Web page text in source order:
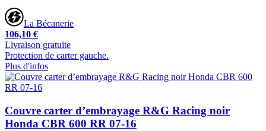
La Bécanerie
106,10 €
Livraison gratuite
Protection de carter gauche.
Plus d'infos
Couvre carter d’embrayage R&G Racing noir
Honda CBR 600 RR 07-16